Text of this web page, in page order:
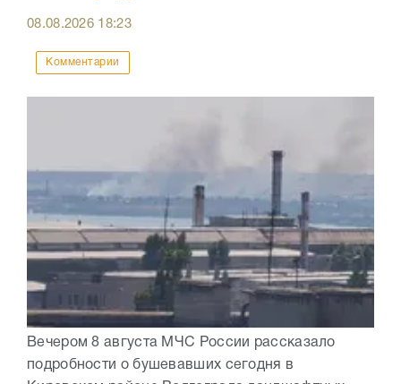
08.08.2026 18:23
Комментарии
Вечером 8 августа МЧС России рассказало
подробности о бушевавших сегодня в